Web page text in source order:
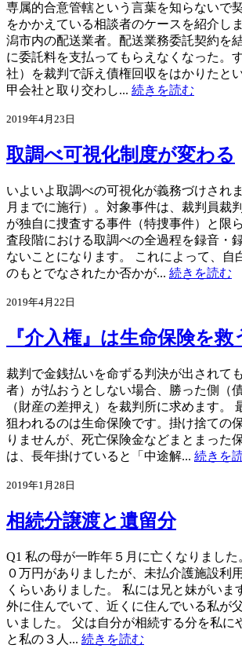
専属的合意管轄という言葉を知らないで
をかかえている相談者のケースを紹介し
潟市内の配送業者。配送業務委託契約を
に委託料を支払ってもらえなくなった。
社）を裁判で訴え債権回収をはかりたと
甲会社と取り交わし... 続きを読む
2019年4月23日
取調べ可視化制度が変わる
いよいよ取調べの可視化が義務づけされ
月までに施行）。対象事件は、裁判員裁
が独自に捜査する事件（特捜事件）と限
査段階における取調べの全過程を録音・
ないことになります。 これによって、自
のもとでなされたか否かが... 続きを読む
2019年4月22日
『介入権』は生命保険を救
裁判で金銭払いを命ずる判決が出されて
者）が払おうとしない場合、勝った側（
（財産の差押え）を裁判所に求めます。
狙われるのは生命保険です。掛け捨ての
りませんが、死亡保険金などまとまった
は、長年掛けていると「中途解... 続きを
2019年1月28日
相続分譲渡と遺留分
Q1 私の母が一昨年５月に亡くなりました
０万円がありましたが、未払介護施設利
くらいありました。 私には兄と妹がいま
外に住んでいて、近くに住んでいる私が
いました。 父は自分が相続する分を私に
と私の３人... 続きを読む